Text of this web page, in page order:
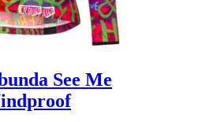
See Me